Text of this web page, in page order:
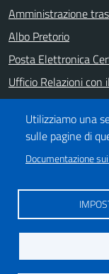
Utilizziamo una
sulle pagine di
Documentazione
Amministrazione
Albo Pretorio
Posta Elettronica
Ufficio Relazioni con
Note legali
Informativa privacy